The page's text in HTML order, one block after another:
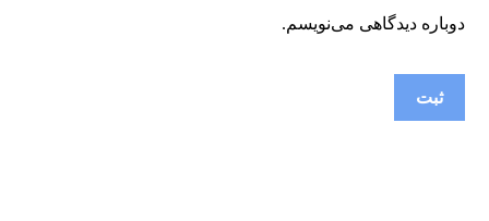
دوباره دیدگاهی می‌نویسم.